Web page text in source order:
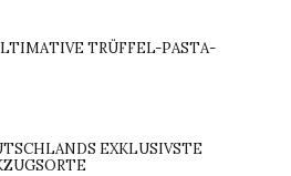
TRÜFFEL-PASTA-
EXKLUSIVSTE